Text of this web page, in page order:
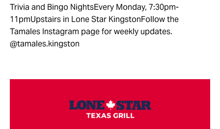
Trivia and Bingo NightsEvery Monday, 7:30pm-
11pmUpstairs in Lone Star KingstonFollow the
Tamales Instagram page for weekly updates.
@tamales.kingston